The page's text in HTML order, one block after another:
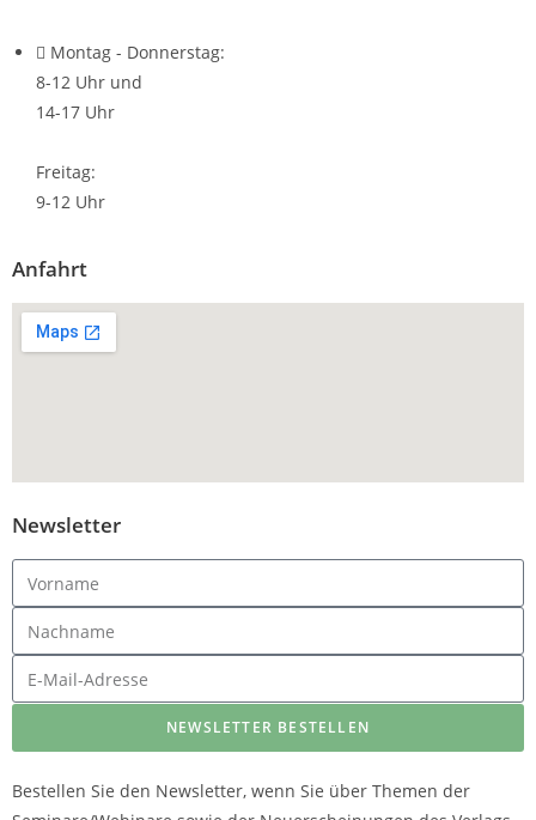
Montag - Donnerstag:
8-12 Uhr und
14-17 Uhr
Freitag:
9-12 Uhr
Anfahrt
Newsletter
NEWSLETTER BESTELLEN
Bestellen Sie den Newsletter, wenn Sie über Themen der